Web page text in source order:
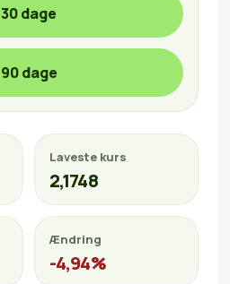
30 dage
90 dage
Laveste kurs
2,1748
Ændring
-4,94%